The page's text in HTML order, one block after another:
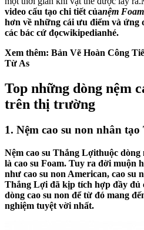
video cấu tạo chi tiết củanệm Foam
hơn về những cái ưu điểm và ứng
các bác cứ đọcwikipedianhé.
Xem thêm: Bản Vẽ Hoàn Công
Từ As
Top những dòng nệm
trên thị trường
1. Nệm cao su non nhân
Nệm cao su Thắng Lợithuộc dòng
là cao su Foam. Tuy ra đời muộn
như cao su non American, cao su
Thắng Lợi đã kịp tích hợp đầy đủ
dòng cao su non để từ đó mang
nghiệm tuyệt vời nhất.